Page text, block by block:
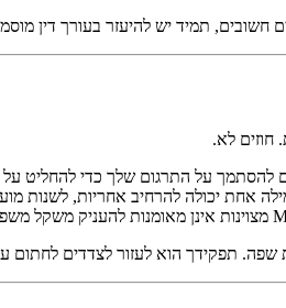
חשובים, תמיד יש להיעזר בעורך דין
חוזים לא.
להסתמך על התרגום שלך כדי להחליט על
אחת יכולה להרחיב אחריות, לשנות
תפקידך הוא לעזור לצדדים